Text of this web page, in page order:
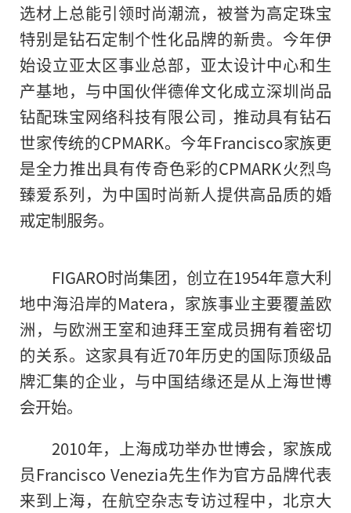
选材上总能引领时尚潮流，被誉为高定珠宝
特别是钻石定制个性化品牌的新贵。今年伊
始设立亚太区事业总部，亚太设计中心和生
产基地，与中国伙伴德侔文化成立深圳尚品
钻配珠宝网络科技有限公司，推动具有钻石
世家传统的CPMARK。今年Francisco家族更
是全力推出具有传奇色彩的CPMARK火烈鸟
臻爱系列，为中国时尚新人提供高品质的婚
戒定制服务。
FIGARO时尚集团，创立在1954年意大利
地中海沿岸的Matera，家族事业主要覆盖欧
洲，与欧洲王室和迪拜王室成员拥有着密切
的关系。这家具有近70年历史的国际顶级品
牌汇集的企业，与中国结缘还是从上海世博
会开始。
2010年，上海成功举办世博会，家族成
员Francisco Venezia先生作为官方品牌代表
来到上海，在航空杂志专访过程中，北京大